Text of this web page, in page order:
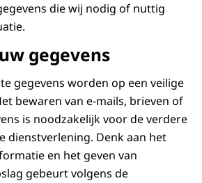
die wij nodig of nuttig
gegevens
gegevens worden op een veilige
bewaren van e-mails, brieven of
is noodzakelijk voor de verdere
dienstverlening. Denk aan het
en het geven van
gebeurt volgens de